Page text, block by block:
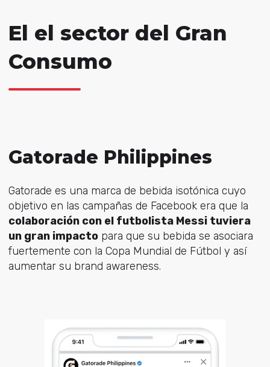
El el sector del Gran
Consumo
Gatorade Philippines
Gatorade es una marca de bebida isotónica cuyo
objetivo en las campañas de Facebook era que la
colaboración con el futbolista Messi tuviera
un gran impactopara que su bebida se asociara
fuertemente con la Copa Mundial de Fútbol y así
aumentar su brand awareness.